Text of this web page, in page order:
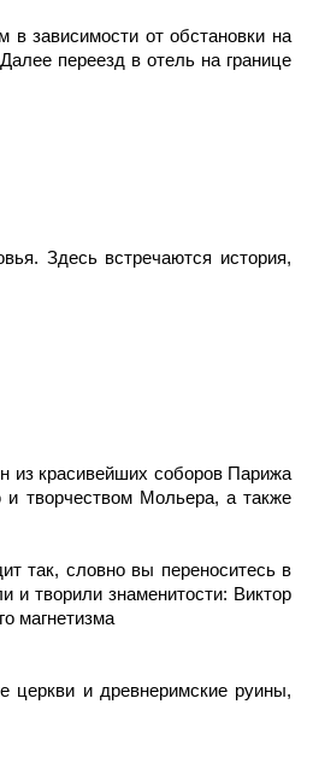
зависимости от обстановки на
переезд в отель на границе
Здесь встречаются история,
из красивейших соборов Парижа
и творчеством Мольера, а также
так, словно вы переноситесь в
и творили знаменитости: Виктор
магнетизма
церкви и древнеримские руины,